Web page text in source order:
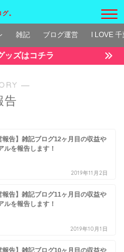
。
雑記 ブログ運営 I LOVE
ッズはコチラ
―
告
報告】雑記ブログ12ヶ月目の収益や
ルを報告します！
2019年11月2日
報告】雑記ブログ11ヶ月目の収益や
ルを報告します！
2019年10月1日
報告】雑記ブログ10ヶ月目の収益や